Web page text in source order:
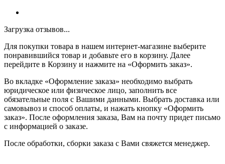
Загрузка отзывов...
Для покупки товара в нашем интернет-магазине выберите
понравившийся товар и добавьте его в корзину. Далее
перейдите в Корзину и нажмите на «Оформить заказ».
Во вкладке «Оформление заказа» необходимо выбрать
юридическое или физическое лицо, заполнить все
обязательные поля с Вашими данными. Выбрать доставка или
самовывоз и способ оплаты, и нажать кнопку «Оформить
заказ». После оформления заказа, Вам на почту придет письмо
с информацией о заказе.
После обработки, сборки заказа с Вами свяжется менеджер.